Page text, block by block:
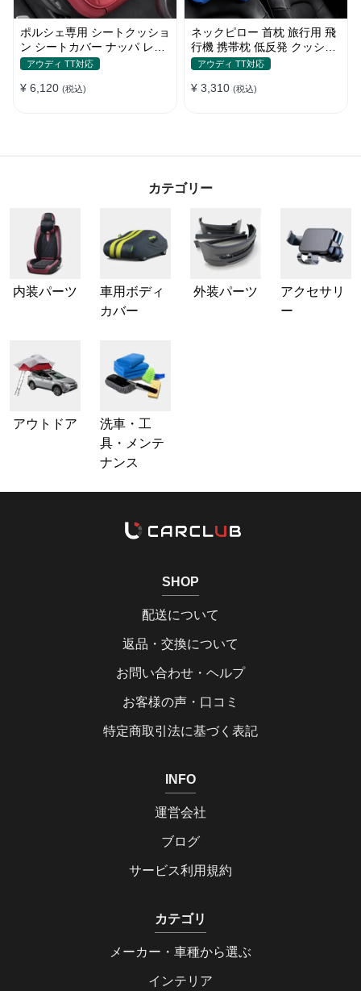
ポルシェ専用 シートクッショ
ン シートカバー ナッパ レザ
ー 滑り止め クッション マッ
気性 車用 低反発 カーシート
アウディ TT対応
¥ 6,120 (税込)
ネックピロー 首枕 旅行用 飛
行機 携帯枕 低反発 クッショ
ン運転 車内 頸椎サポート 車
アウディ TT対応
¥ 3,310 (税込)
カテゴリー
内装パーツ
車用ボディ
カバー
外装パーツ
アクセサリ
ー
アウトドア
洗車・工
具・メンテ
ナンス
SHOP
配送について
返品・交換について
お問い合わせ・ヘルプ
お客様の声・口コミ
特定商取引法に基づく表記
INFO
運営会社
ブログ
サービス利用規約
カテゴリ
メーカー・車種から選ぶ
インテリア